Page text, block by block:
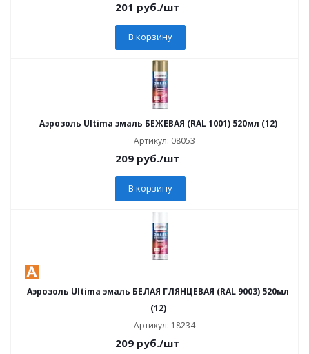
201 руб./шт
В корзину
Аэрозоль Ultima эмаль БЕЖЕВАЯ (RAL 1001) 520мл (12)
Артикул: 08053
209 руб./шт
В корзину
Аэрозоль Ultima эмаль БЕЛАЯ ГЛЯНЦЕВАЯ (RAL 9003) 520мл
(12)
Артикул: 18234
209 руб./шт